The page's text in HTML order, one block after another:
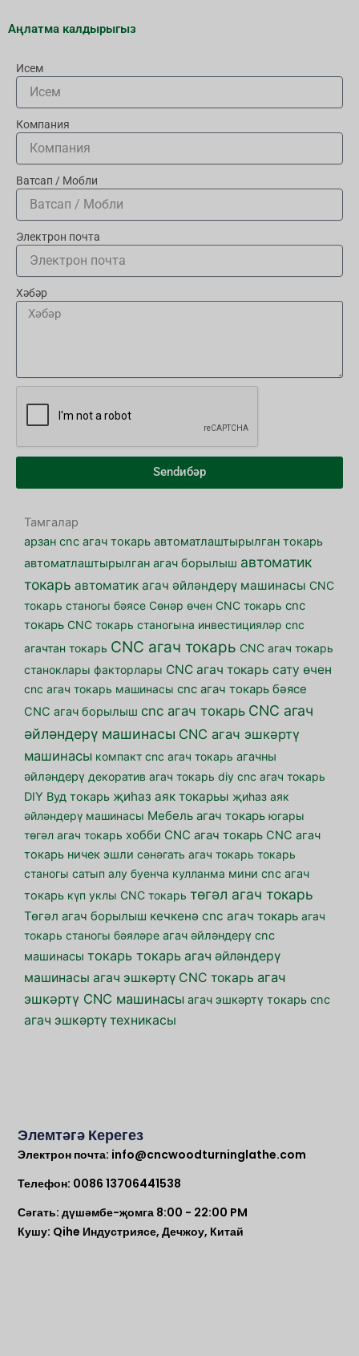
Аңлатма калдырыгыз
Исем
Компания
Ватсап / Мобли
Электрон почта
Хәбәр
Sendибәр
Тамгалар
арзан cnc агач токарь автоматлаштырылган токарь
автоматлаштырылган агач борылыш автоматик
токарь автоматик агач әйләндерү машинасы CNC
токарь станогы бәясе Cөнәр өчен CNC токарь cnc
токарь CNC токарь станогына инвестицияләр cnc
агачтан токарь CNC агач токарь CNC агач токарь
станоклары факторлары CNC агач токарь сату өчен
cnc агач токарь машинасы cnc агач токарь бәясе
CNC агач борылыш cnc агач токарь CNC агач
әйләндерү машинасы CNC агач эшкәртү
машинасы компакт cnc агач токарь агачны
әйләндерү декоратив агач токарь diy cnc агач токарь
DIY Вуд токарь җиһаз аяк токарьы җиһаз аяк
әйләндерү машинасы Мебель агач токарь югары
төгәл агач токарь хобби CNC агач токарь CNC агач
токарь ничек эшли сәнәгать агач токарь токарь
станогы сатып алу буенча кулланма мини cnc агач
токарь күп уклы CNC токарь төгәл агач токарь
Төгәл агач борылыш кечкенә cnc агач токарь агач
токарь станогы бәяләре агач әйләндерү cnc
машинасы токарь токарь агач әйләндерү
машинасы агач эшкәртү CNC токарь агач
эшкәртү CNC машинасы агач эшкәртү токарь cnc
агач эшкәртү техникасы
Элемтәгә Керегез
Электрон почта: info@cncwoodturninglathe.com
Телефон: 0086 13706441538
Сәгать: дүшәмбе-җомга 8:00 - 22:00 PM
Кушу: Qihe Индустриясе, Дечжоу, Китай